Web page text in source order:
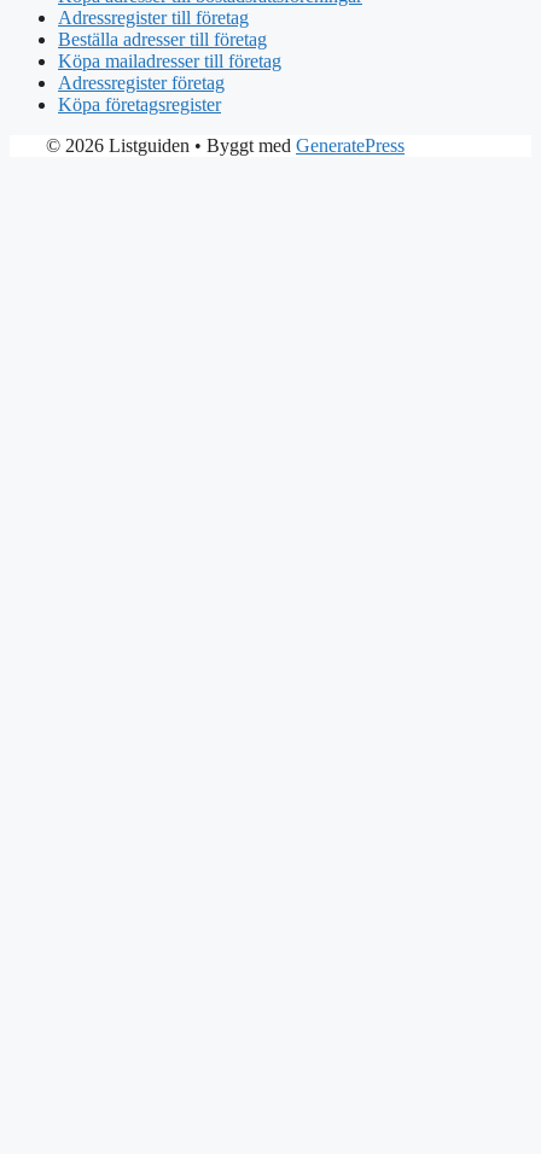
Adressregister till företag
Beställa adresser till företag
Köpa mailadresser till företag
Adressregister företag
Köpa företagsregister
© 2026 Listguiden • Byggt med GeneratePress